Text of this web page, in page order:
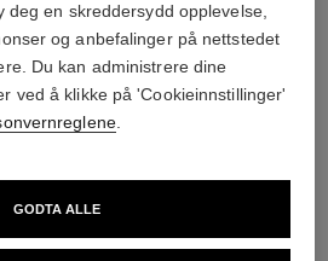
deg en skreddersydd opplevelse,
og anbefalinger på nettstedet
Du kan administrere dine
ved å klikke på 'Cookieinnstillinger'
.
GODTA ALLE